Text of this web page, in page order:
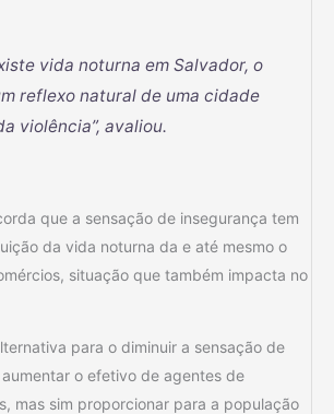
vida noturna em Salvador, o
reflexo natural de uma cidade
violência”, avaliou.
que a sensação de insegurança tem
da vida noturna da e até mesmo o
situação que também impacta no
para o diminuir a sensação de
o efetivo de agentes de
mas sim proporcionar para a população